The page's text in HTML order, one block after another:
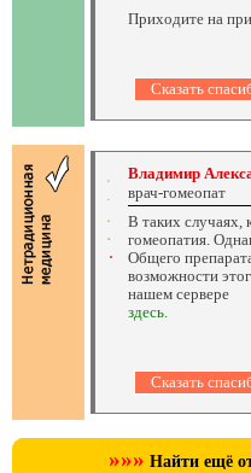
Приходите на
Владимир
врач-гомеопат
В таких случаях,
гомеопатия.
Общего
возможности
нашем сервере
здесь.
»»» Найти ещё